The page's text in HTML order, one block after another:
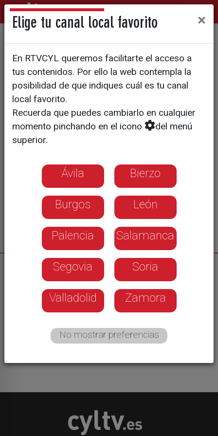
Las buenas noticias llegaban
en la mañana del martes a
varias localidades
13/08/2025
Las buenas noticias llegaban en la mañana del
martes a varias localidades porque las
autoridades permitían la vuelta a varios de los
desalojados por el incendio de las Médulas. Solo
los vecinos de Voces son los que no pueden
Elige tu canal local favorito ×
En RTVCYL queremos facilitarte el acceso a
tus contenidos. Por ello la web contempla la
posibilidad de que indiques cuál es tu canal
local favorito.
Recuerda que puedes cambiarlo en cualquier
momento pinchando en el icono
del menú
superior.
Ávila Bierzo
Burgos León
Palencia Salamanca
Segovia Soria
Valladolid Zamora
No mostrar preferencias